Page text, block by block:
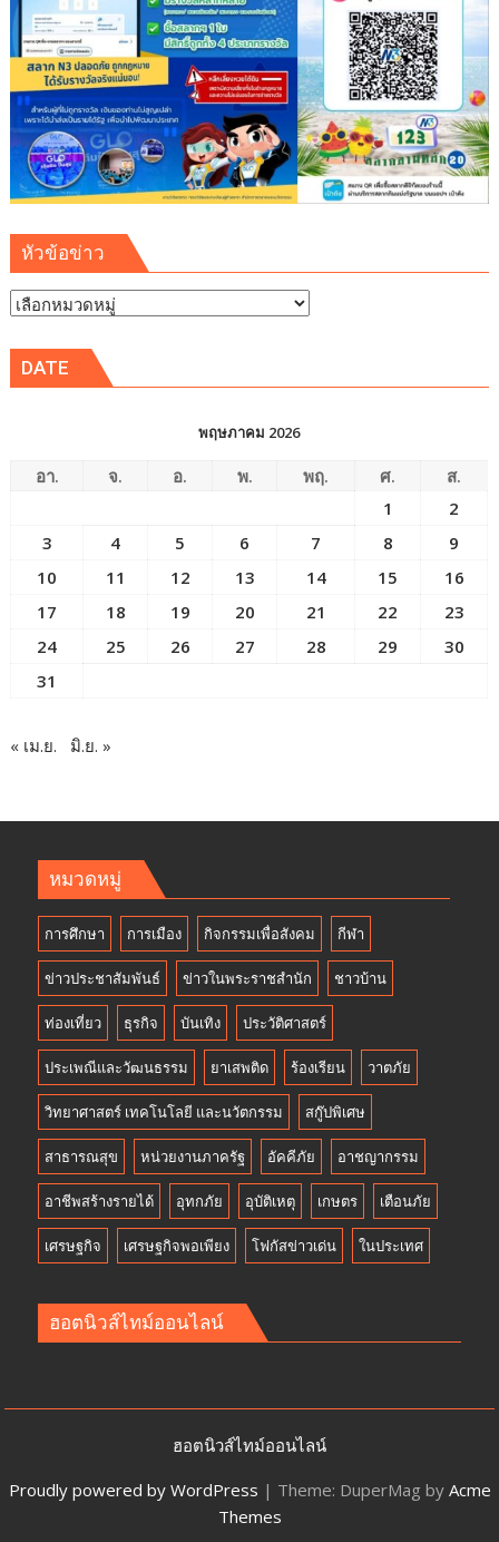
หัวข้อข่าว
หัวข้อ
DATE
พฤษภาคม 2026
อา. จ. อ. พ. พฤ. ศ.
ส.
1
2
3
4 5 6 7 8
9
10
11 12 13 14 15
16
17
18 19 20 21 22
23
24
25 26 27 28 29
30
31
« เม.ย. มิ.ย. »
หมวดหมู่
การศึกษา การเมือง กิจกรรมเพื่อสังคม กีฬา
ข่าวประชาสัมพันธ์ ข่าวในพระราชสำนัก ชาวบ้าน
ท่องเที่ยว ธุรกิจ บันเทิง ประวัติศาสตร์
ประเพณีและวัฒนธรรม ยาเสพติด ร้องเรียน วาตภัย
วิทยาศาสตร์ เทคโนโลยี และนวัตกรรม สกู๊ปพิเศษ
สาธารณสุข หน่วยงานภาครัฐ อัคคีภัย อาชญากรรม
อาชีพสร้างรายได้ อุทกภัย อุบัติเหตุ เกษตร เตือนภัย
เศรษฐกิจ เศรษฐกิจพอเพียง โฟกัสข่าวเด่น ในประเทศ
ฮอตนิวส์ไทม์ออนไลน์
ฮอตนิวส์ไทม์ออนไลน์
Proudly powered by WordPress | Theme: DuperMag by Acme
Themes